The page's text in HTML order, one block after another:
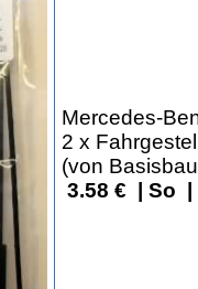
Mercedes-
2 x
(von
3.58 € | So